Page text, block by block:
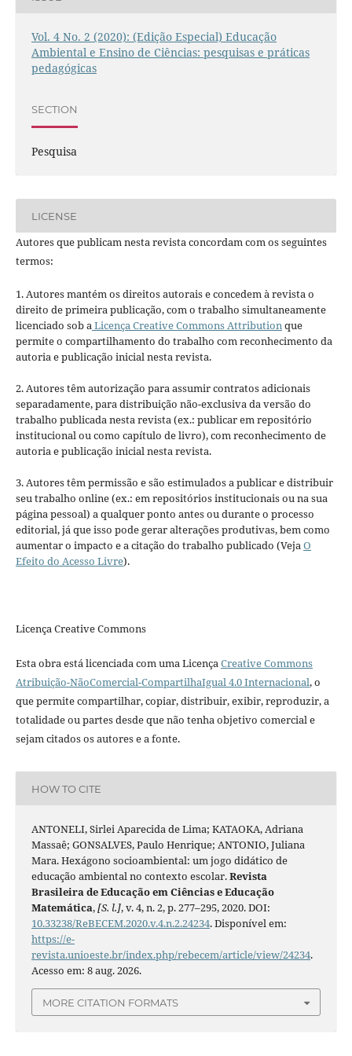
Vol. 4 No. 2 (2020): (Edição Especial) Educação
Ambiental e Ensino de Ciências: pesquisas e práticas
pedagógicas
SECTION
Pesquisa
LICENSE
Autores que publicam nesta revista concordam com os seguintes
termos:
1. Autores mantém os direitos autorais e concedem à revista o
direito de primeira publicação, com o trabalho simultaneamente
licenciado sob aLicença Creative Commons Attributionque
permite o compartilhamento do trabalho com reconhecimento da
autoria e publicação inicial nesta revista.
2. Autores têm autorização para assumir contratos adicionais
separadamente, para distribuição não-exclusiva da versão do
trabalho publicada nesta revista (ex.: publicar em repositório
institucional ou como capítulo de livro), com reconhecimento de
autoria e publicação inicial nesta revista.
3. Autores têm permissão e são estimulados a publicar e distribuir
seu trabalho online (ex.: em repositórios institucionais ou na sua
página pessoal) a qualquer ponto antes ou durante o processo
editorial, já que isso pode gerar alterações produtivas, bem como
aumentar o impacto e a citação do trabalho publicado (VejaO
Efeito do Acesso Livre).
Licença Creative Commons
Esta obra está licenciada com uma LicençaCreative Commons
Atribuição-NãoComercial-CompartilhaIgual 4.0 Internacional, o
que permite compartilhar, copiar, distribuir, exibir, reproduzir, a
totalidade ou partes desde que não tenha objetivo comercial e
sejam citados os autores e a fonte.
HOW TO CITE
ANTONELI, Sirlei Aparecida de Lima; KATAOKA, Adriana
Massaê; GONSALVES, Paulo Henrique; ANTONIO, Juliana
Mara. Hexágono socioambiental: um jogo didático de
educação ambiental no contexto escolar.Revista
Brasileira de Educação em Ciências e Educação
Matemática,[S. l.], v. 4, n. 2, p. 277–295, 2020. DOI:
10.33238/ReBECEM.2020.v.4.n.2.24234. Disponível em:
https://e-
revista.unioeste.br/index.php/rebecem/article/view/24234.
Acesso em: 8 aug. 2026.
MORE CITATION FORMATS